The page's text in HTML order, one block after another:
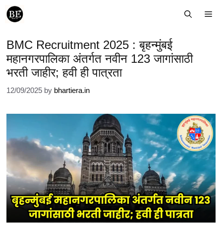
Skip
BMC Recruitment 2025 : बृहन्मुंबई
महानगरपालिका अंतर्गत नवीन 123 जागांसाठी
भरती जाहीर; हवी ही पात्रता
12/09/2025 by bhartiera.in